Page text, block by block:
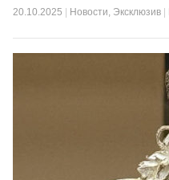
20.10.2025 Новости, Эксклюзив